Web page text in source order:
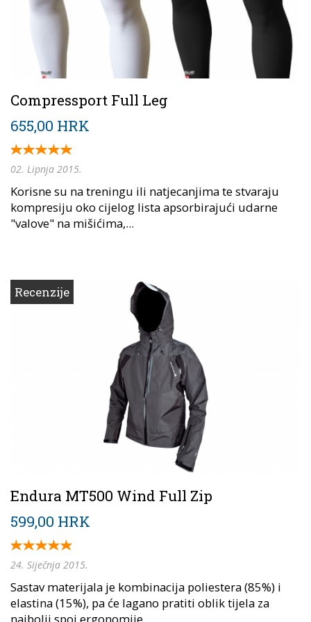
Compressport Full Leg
655,00 HRK
02. Lipnja 2015.
Korisne su na treningu ili natjecanjima te stvaraju
kompresiju oko cijelog lista apsorbirajući udarne
"valove" na mišićima,...
Recenzije
Endura MT500 Wind Full Zip
599,00 HRK
24. Siječnja 2015.
Sastav materijala je kombinacija poliestera (85%) i
elastina (15%), pa će lagano pratiti oblik tijela za